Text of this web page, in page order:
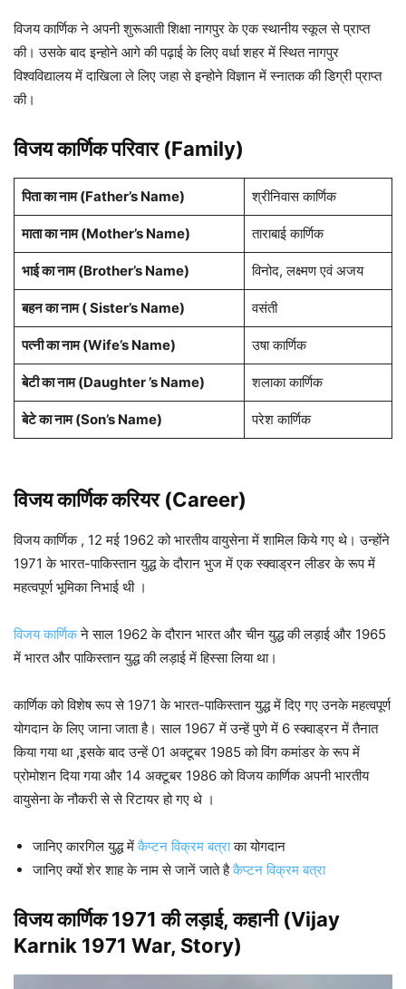
विजय कार्णिक ने अपनी शुरूआती शिक्षा नागपुर के एक स्थानीय स्कूल से प्राप्त
की। उसके बाद इन्होने आगे की पढ़ाई के लिए वर्धा शहर में स्थित नागपुर
विश्वविद्यालय में दाखिला ले लिए जहा से इन्होने विज्ञान में स्नातक की डिग्री प्राप्त
की।
विजय कार्णिक परिवार (Family)
पिता का नाम (Father’s Name) श्रीनिवास कार्णिक
माता का नाम (Mother’s Name) ताराबाई कार्णिक
भाई का नाम (Brother’s Name) विनोद, लक्ष्मण एवं अजय
बहन का नाम ( Sister’s Name) वसंती
पत्नी का नाम (Wife’s Name) उषा कार्णिक
बेटी का नाम (Daughter ’s Name) शलाका कार्णिक
बेटे का नाम (Son’s Name) परेश कार्णिक
विजय कार्णिक करियर (Career)
विजय कार्णिक , 12 मई 1962 को भारतीय वायुसेना में शामिल किये गए थे। उन्होंने
1971 के भारत-पाकिस्तान युद्ध के दौरान भुज में एक स्क्वाड्रन लीडर के रूप में
महत्वपूर्ण भूमिका निभाई थी ।
विजय कार्णिकने साल 1962 के दौरान भारत और चीन युद्ध की लड़ाई और 1965
में भारत और पाकिस्तान युद्ध की लड़ाई में हिस्सा लिया था।
कार्णिक को विशेष रूप से 1971 के भारत-पाकिस्तान युद्ध में दिए गए उनके महत्वपूर्ण
योगदान के लिए जाना जाता है। साल 1967 में उन्हें पुणे में 6 स्क्वाड्रन में तैनात
किया गया था ,इसके बाद उन्हें 01 अक्टूबर 1985 को विंग कमांडर के रूप में
प्रोमोशन दिया गया और 14 अक्टूबर 1986 को विजय कार्णिक अपनी भारतीय
वायुसेना के नौकरी से से रिटायर हो गए थे ।
जानिए कारगिल युद्ध मेंकैप्टन विक्रम बत्राका योगदान
जानिए क्यों शेर शाह के नाम से जानें जाते हैकैप्टन विक्रम बत्रा
विजय कार्णिक 1971 की लड़ाई, कहानी (Vijay
Karnik 1971 War, Story)